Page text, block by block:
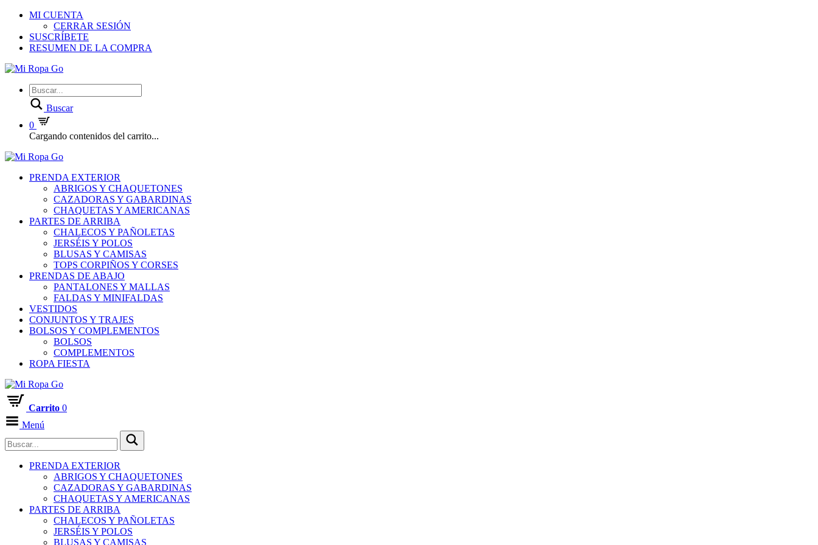
MI CUENTA
CERRAR SESIÓN
SUSCRÍBETE
RESUMEN DE LA COMPRA
Buscar
0
Cargando contenidos del carrito...
PRENDA EXTERIOR
ABRIGOS Y CHAQUETONES
CAZADORAS Y GABARDINAS
CHAQUETAS Y AMERICANAS
PARTES DE ARRIBA
CHALECOS Y PAÑOLETAS
JERSÉIS Y POLOS
BLUSAS Y CAMISAS
TOPS CORPIÑOS Y CORSES
PRENDAS DE ABAJO
PANTALONES Y MALLAS
FALDAS Y MINIFALDAS
VESTIDOS
CONJUNTOS Y TRAJES
BOLSOS Y COMPLEMENTOS
BOLSOS
COMPLEMENTOS
ROPA FIESTA
Carrito 0
Menú
PRENDA EXTERIOR
ABRIGOS Y CHAQUETONES
CAZADORAS Y GABARDINAS
CHAQUETAS Y AMERICANAS
PARTES DE ARRIBA
CHALECOS Y PAÑOLETAS
JERSÉIS Y POLOS
BLUSAS Y CAMISAS